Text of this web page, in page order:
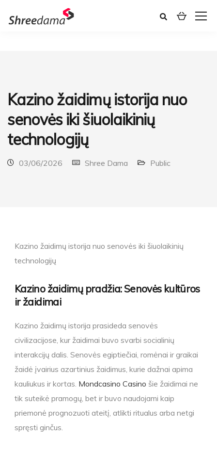
Kazino žaidimų istorija nuo
senovės iki šiuolaikinių
technologijų
03/06/2026 Shree Dama Public
Kazino žaidimų istorija nuo senovės iki šiuolaikinių
technologijų
Kazino žaidimų pradžia: Senovės kultūros
ir žaidimai
Kazino žaidimų istorija prasideda senovės
civilizacijose, kur žaidimai buvo svarbi socialinių
interakcijų dalis. Senovės egiptiečiai, romėnai ir graikai
žaidė įvairius azartinius žaidimus, kurie dažnai apima
kauliukus ir kortas. Mondcasino Casino šie žaidimai ne
tik suteikė pramogų, bet ir buvo naudojami kaip
priemonė prognozuoti ateitį, atlikti ritualus arba netgi
spręsti ginčus.